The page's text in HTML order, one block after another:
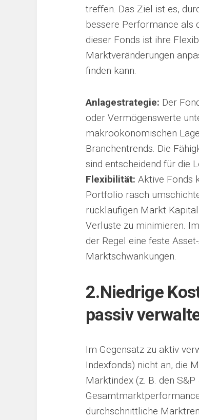
treffen. Das Ziel ist es,
bessere Performance als
dieser Fonds ist ihre
Marktveränderungen
finden kann.
Anlagestrategie: Der
oder Vermögenswerte
makroökonomischen
Branchentrends. Die
sind entscheidend für die
Flexibilität: Aktive Fonds
Portfolio rasch
rückläufigen Markt
Verluste zu minimieren.
der Regel eine feste
Marktschwankungen.
2.Niedrige
passiv
Im Gegensatz zu aktiv
Indexfonds) nicht an, die
Marktindex (z. B. den
durchschnittliche